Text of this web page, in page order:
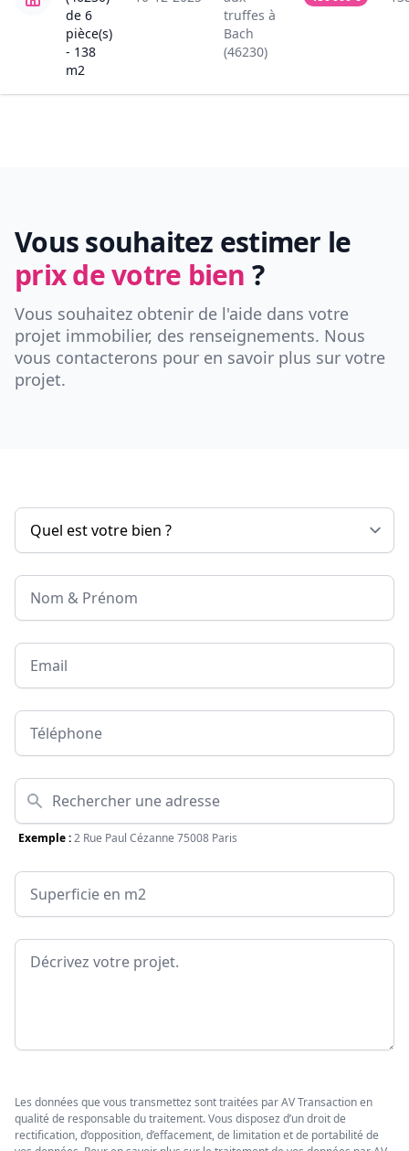
de 6
pièce(s)
- 138
m2
truffes à
Bach
(46230)
Vous souhaitez estimer le
prix de votre bien ?
Vous souhaitez obtenir de l'aide dans votre
projet immobilier, des renseignements. Nous
vous contacterons pour en savoir plus sur votre
projet.
Nom & Prénom
Email
Téléphone
Adresse
Exemple :2 Rue Paul Cézanne 75008 Paris
Surface
Message
Les données que vous transmettez sont traitées par AV Transaction en
qualité de responsable du traitement. Vous disposez d’un droit de
rectification, d’opposition, d’effacement, de limitation et de portabilité de